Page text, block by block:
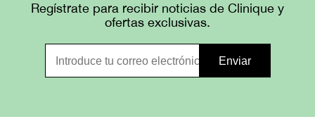
Regístrate para recibir noticias de Clinique y
ofertas exclusivas.